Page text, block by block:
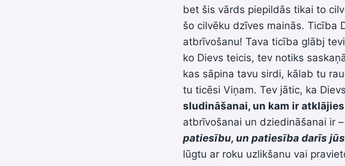
bet šis vārds piepildās tikai to
šo cilvēku dzīves mainās. Ticība
atbrīvošanu! Tava ticība glābj
ko Dievs teicis, tev notiks
kas sāpina tavu sirdi, kālab tu
tu ticēsi Viņam. Tev jātic, ka
sludināšanai, un kam ir atklājies
atbrīvošanai un dziedināšanai ir
patiesību, un patiesība darīs
lūgtu ar roku uzlikšanu vai